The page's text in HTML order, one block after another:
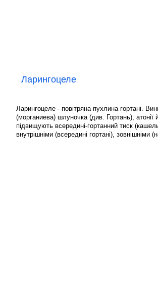
Ларингоцеле
Ларингоцеле - повітряна пухлина гортані.
(морганиева) шлуночка (див. Гортань),
підвищують всередині-гортанний тиск
внутрішніми (всередині гортані), зовнішніми